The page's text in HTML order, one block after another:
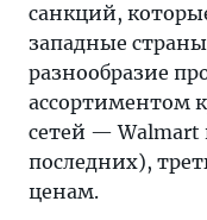
санкций,
западные
разнообразие
ассортиментом
сетей — Walmart
последних),
ценам.